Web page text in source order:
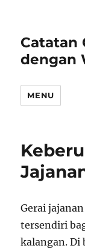
Catatan
dengan
MENU
Gerai
tersendiri
kalangan. Di